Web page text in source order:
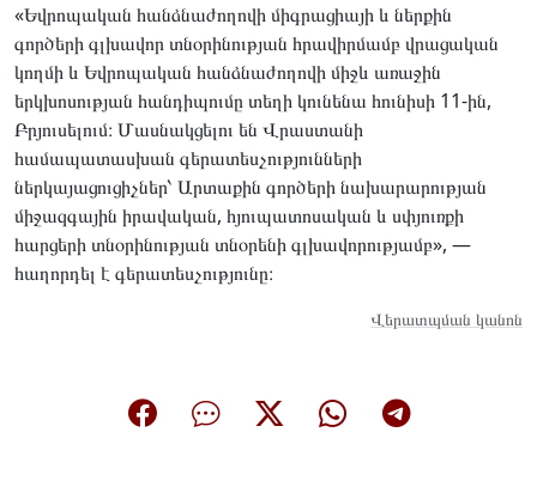
«Եվրոպական հանձնաժողովի միգրացիայի և ներքին
գործերի գլխավոր տնօրինության հրավիրմամբ վրացական
կողմի և Եվրոպական հանձնաժողովի միջև առաջին
երկխոսության հանդիպումը տեղի կունենա հունիսի 11-ին,
Բրյուսելում։ Մասնակցելու են Վրաստանի
համապատասխան գերատեսչությունների
ներկայացուցիչներ՝ Արտաքին գործերի նախարարության
միջազգային իրավական, հյուպատոսական և սփյուռքի
հարցերի տնօրինության տնօրենի գլխավորությամբ», —
հաղորդել է գերատեսչությունը։
Վերատպման կանոն